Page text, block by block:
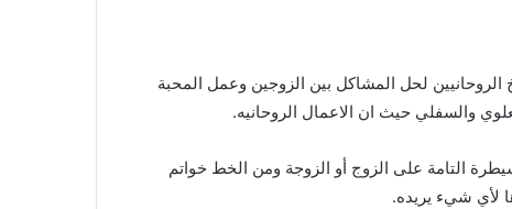
الروحانيين لحل المشاكل بين الزوجين وعمل المحبة
والسفلي حيث ان الاعمال الروحانيه.
التامة على الزوج أو الزوجة ومن الخط خواتم
لأي شيء يريده.